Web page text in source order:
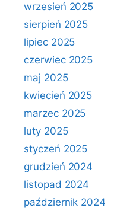
wrzesień 2025
sierpień 2025
lipiec 2025
czerwiec 2025
maj 2025
kwiecień 2025
marzec 2025
luty 2025
styczeń 2025
grudzień 2024
listopad 2024
październik 2024